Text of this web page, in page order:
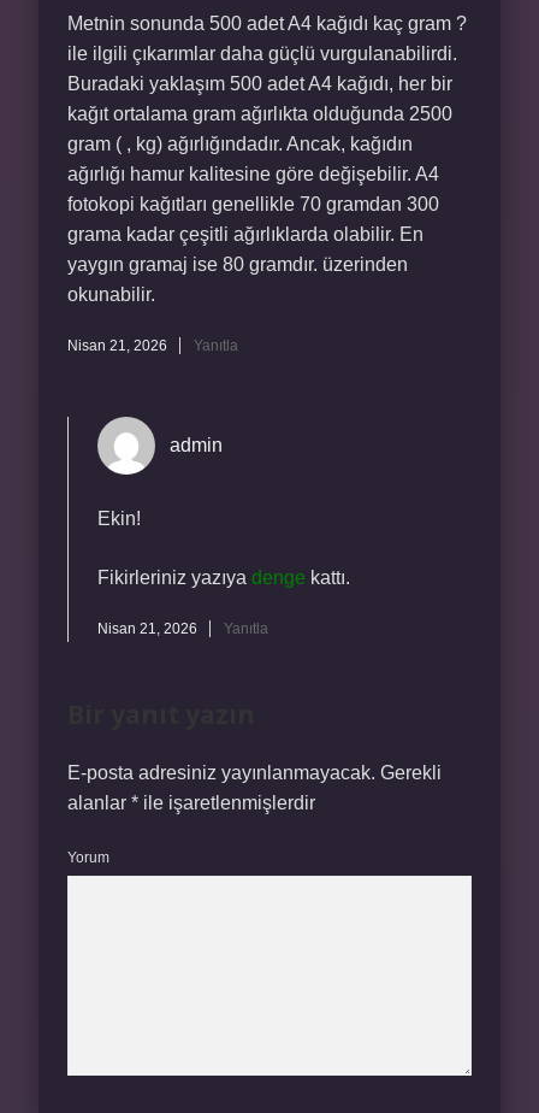
Metnin sonunda 500 adet A4 kağıdı kaç gram ?
ile ilgili çıkarımlar daha güçlü vurgulanabilirdi.
Buradaki yaklaşım 500 adet A4 kağıdı, her bir
kağıt ortalama gram ağırlıkta olduğunda 2500
gram ( , kg) ağırlığındadır. Ancak, kağıdın
ağırlığı hamur kalitesine göre değişebilir. A4
fotokopi kağıtları genellikle 70 gramdan 300
grama kadar çeşitli ağırlıklarda olabilir. En
yaygın gramaj ise 80 gramdır. üzerinden
okunabilir.
Nisan 21, 2026 Yanıtla
admin
Ekin!
Fikirleriniz yazıya denge kattı.
Nisan 21, 2026 Yanıtla
E-posta adresiniz yayınlanmayacak. Gerekli
alanlar * ile işaretlenmişlerdir
Yorum